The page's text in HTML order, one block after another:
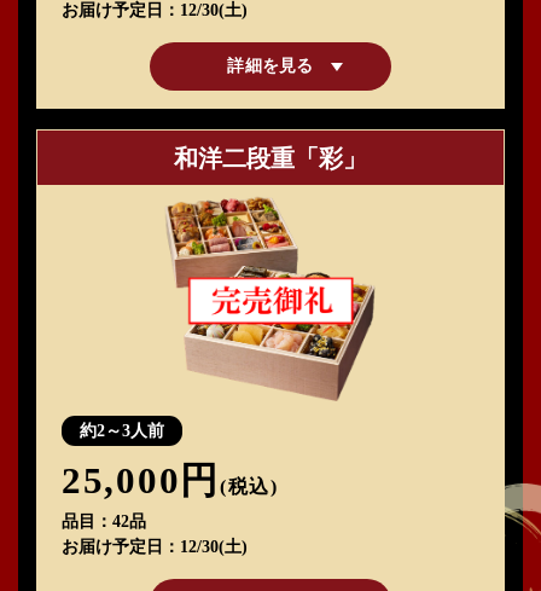
お届け予定日
12/30(土)
詳細を見る
和洋二段重「彩」
約2～3人前
品目
42品
お届け予定日
12/30(土)
25,000円 (税込)